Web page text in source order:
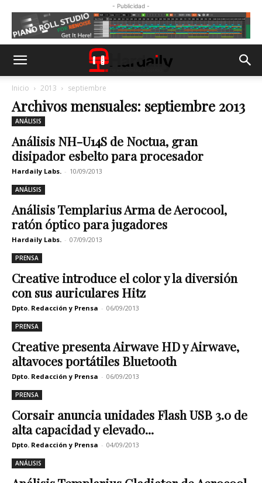
- Publicidad -
Inicio 2013 septiembre
Archivos mensuales: septiembre 2013
ANÁLISIS
Análisis NH-U14S de Noctua, gran
disipador esbelto para procesador
Hardaily Labs. - 10/09/2013
ANÁLISIS
Análisis Templarius Arma de Aerocool,
ratón óptico para jugadores
Hardaily Labs. - 07/09/2013
PRENSA
Creative introduce el color y la diversión
con sus auriculares Hitz
Dpto. Redacción y Prensa - 06/09/2013
PRENSA
Creative presenta Airwave HD y Airwave,
altavoces portátiles Bluetooth
Dpto. Redacción y Prensa - 06/09/2013
PRENSA
Corsair anuncia unidades Flash USB 3.0 de
alta capacidad y elevado...
Dpto. Redacción y Prensa - 04/09/2013
ANÁLISIS